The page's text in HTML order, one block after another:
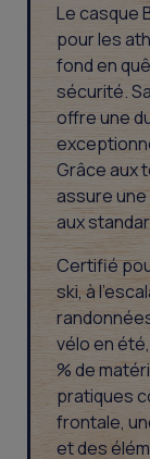
Le casque
pour les
fond en
sécurité.
offre une
Grâce aux
assure
aux
Certifié
ski, à
vélo en
% de
pratiques
frontale,
et des